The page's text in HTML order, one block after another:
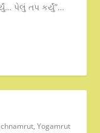
પેલું તપ કર્યું”…
,Yogamrut